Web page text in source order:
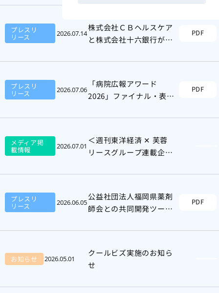
プレスリ
リース 2026.07.14
株式会社ＣＢヘルスケア
と株式会社十六銀行がビ
PDF
プレスリ
リース 2026.07.06
「病院広報アワード
2026」ファイナル・表彰
PDF
メディア掲
載情報 2026.07.01
＜週刊東洋経済 ✕ 芙蓉
リースグループ連載企画
ヘルスケア領域における
プレスリ
リース 2026.06.05
公益社団法人福岡県薬剤
師会との共同開発ツール
PDF
お知らせ 2026.05.01
クールビズ実施のお知ら
せ